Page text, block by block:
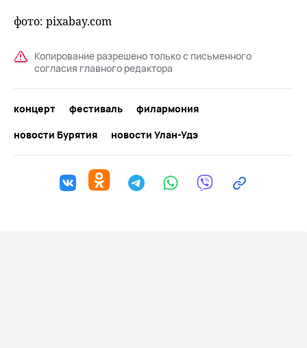
фото: pixabay.com
Копирование разрешено только с письменного
согласия главного редактора
концерт фестиваль
филармония
новости Бурятия
новости Улан-Удэ